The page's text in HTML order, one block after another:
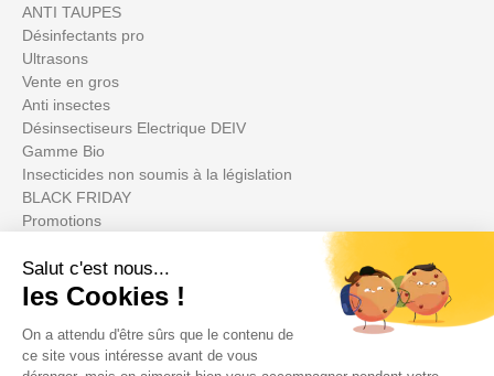
ANTI TAUPES
Désinfectants pro
Ultrasons
Vente en gros
Anti insectes
Désinsectiseurs Electrique DEIV
Gamme Bio
Insecticides non soumis à la législation
BLACK FRIDAY
Promotions
Il tuo account